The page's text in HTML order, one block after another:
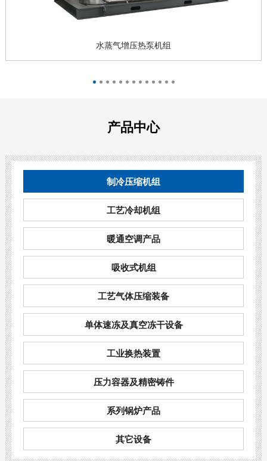
水蒸气增压热泵机组
水蒸气增压热泵机组可回收废蒸汽、乏汽，通过压缩
查看产品 
产品中心
制冷压缩机组
工艺冷却机组
暖通空调产品
吸收式机组
工艺气体压缩装备
单体速冻及真空冻干设备
工业换热装置
压力容器及精密铸件
系列锅炉产品
其它设备